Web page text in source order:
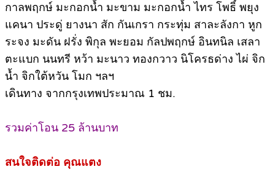
กาลพฤกษ์ มะกอกน้ำ มะขาม มะกอกน้ำ ไทร โพธิ์ พยุง
แคนา ประดู่ ยางนา สัก กันเกรา กระทุ่ม สาละลังกา หูก
ระจง มะดัน ฝรั่ง พิกุล พะยอม กัลปพฤกษ์ อินทนิล เสลา
ตะแบก นนทรี หว้า มะนาว ทองกวาว นิโครธด่าง ไผ่ จิก
น้ำ จิกใต้หวัน โมก ฯลฯ
เดินทาง จากกรุงเทพประมาณ 1 ชม.
รวมค่าโอน 25 ล้านบาท
สนใจติดต่อ คุณแตง